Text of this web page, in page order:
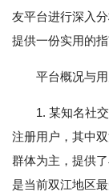
友平台进行深入
提供一份实用的指
平台概况与
1. 某知名社
注册用户，其中
群体为主，提供
是当前双江地区